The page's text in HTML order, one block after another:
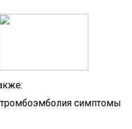
симптомы